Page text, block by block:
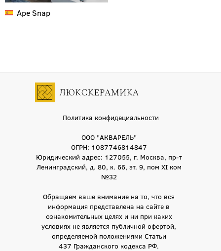
Ape Snap
Политика конфидециальности
ООО "АКВАРЕЛЬ"
ОГРН: 1087746814847
Юридический адрес: 127055, г. Москва, пр-т
Ленинградский, д. 80, к. 66, эт. 9, пом XI ком
№32
Обращаем ваше внимание на то, что вся
информация представлена на сайте в
ознакомительных целях и ни при каких
условиях не является публичной офертой,
определяемой положениями Статьи
437 Гражданского кодекса РФ.